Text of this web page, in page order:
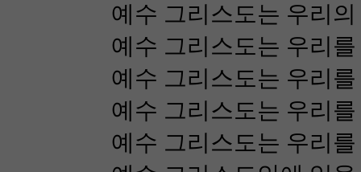
예수 그리스도는 우리
예수 그리스도는 우리
예수 그리스도는 우리
예수 그리스도는 우리
예수 그리스도는 우리